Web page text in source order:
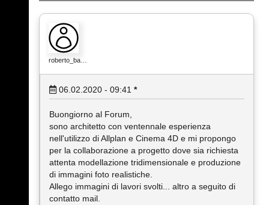
roberto_ba…
06.02.2020 - 09:41 *
Buongiorno al Forum,
sono architetto con ventennale esperienza
nell'utilizzo di Allplan e Cinema 4D e mi propongo
per la collaborazione a progetto dove sia richiesta
attenta modellazione tridimensionale e produzione
di immagini foto realistiche.
Allego immagini di lavori svolti... altro a seguito di
contatto mail.